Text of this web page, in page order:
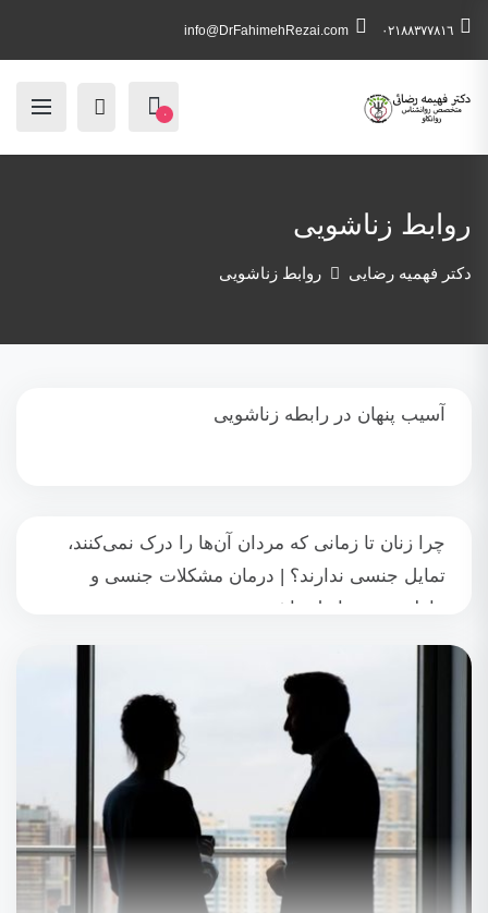
٠٢١٨٨٣٧٧٨١٦ info@DrFahimehRezai.com
۰
روابط زناشویی
دکتر فهمیه رضایی روابط زناشویی
آسیب پنهان در رابطه زناشویی
چرا زنان تا زمانی که مردان آن‌ها را درک نمی‌کنند،
تمایل جنسی ندارند؟ | درمان مشکلات جنسی و
عاطفی در روابط زناشویی